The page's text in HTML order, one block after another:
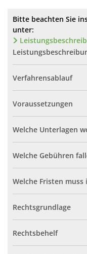
Bitte beachten Sie
unter:
Verfahrensablauf
Voraussetzungen
Welche Unterlagen
Welche Gebühren
Welche Fristen muss
Rechtsgrundlage
Rechtsbehelf